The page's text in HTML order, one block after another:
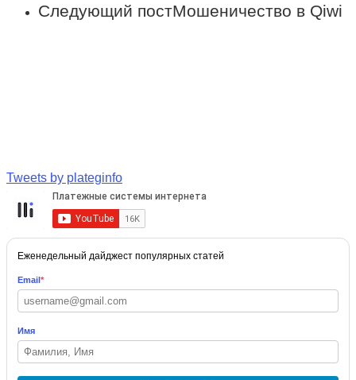
Следующий постМошеничество в Qiwi
Tweets by plateginfo
Еженедельный дайджест популярных статей
Email*
Имя